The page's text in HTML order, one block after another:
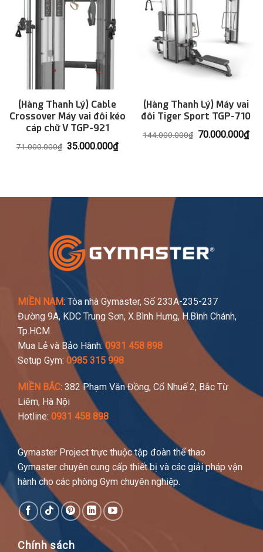
(Hàng Thanh Lý) Cable
Crossover Máy vai đôi kéo
cáp chữ V TGP-921
71.000.000₫ Giá
35.000.000₫Giá
hiện
(Hàng Thanh Lý) Máy vai
đôi Tiger Sport TGP-710
144.000.000₫ Giá
70.000.000₫Giá
MIỀN NAM: Tòa nhà Gymaster, Số 233A-235-237
Đường 9A, KDC Trung Sơn, X.Bình Hưng, H.Bình Chánh,
Tp.HCM
Mua Lẻ và Bảo Hành:0931 458 898
Setup Gym: 0985 315 998
MIỀN BẮC: 382 Phạm Văn Đồng, Cổ Nhuế 2, Bắc Từ
Liêm, Hà Nội
Hotline: 0931 458 898
Gymaster Project trực thuộc tập đoàn thể thao
Gymaster chuyên cung cấp thiết bị và các giải pháp vận
hành cho các phòng Gym chuyên nghiệp.
Chính sách